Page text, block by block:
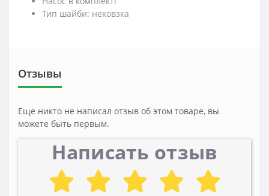
Тип шайби: нековзка
Отзывы
Еще никто не написал отзыв об этом товаре, вы
можете быть первым.
Написать отзыв